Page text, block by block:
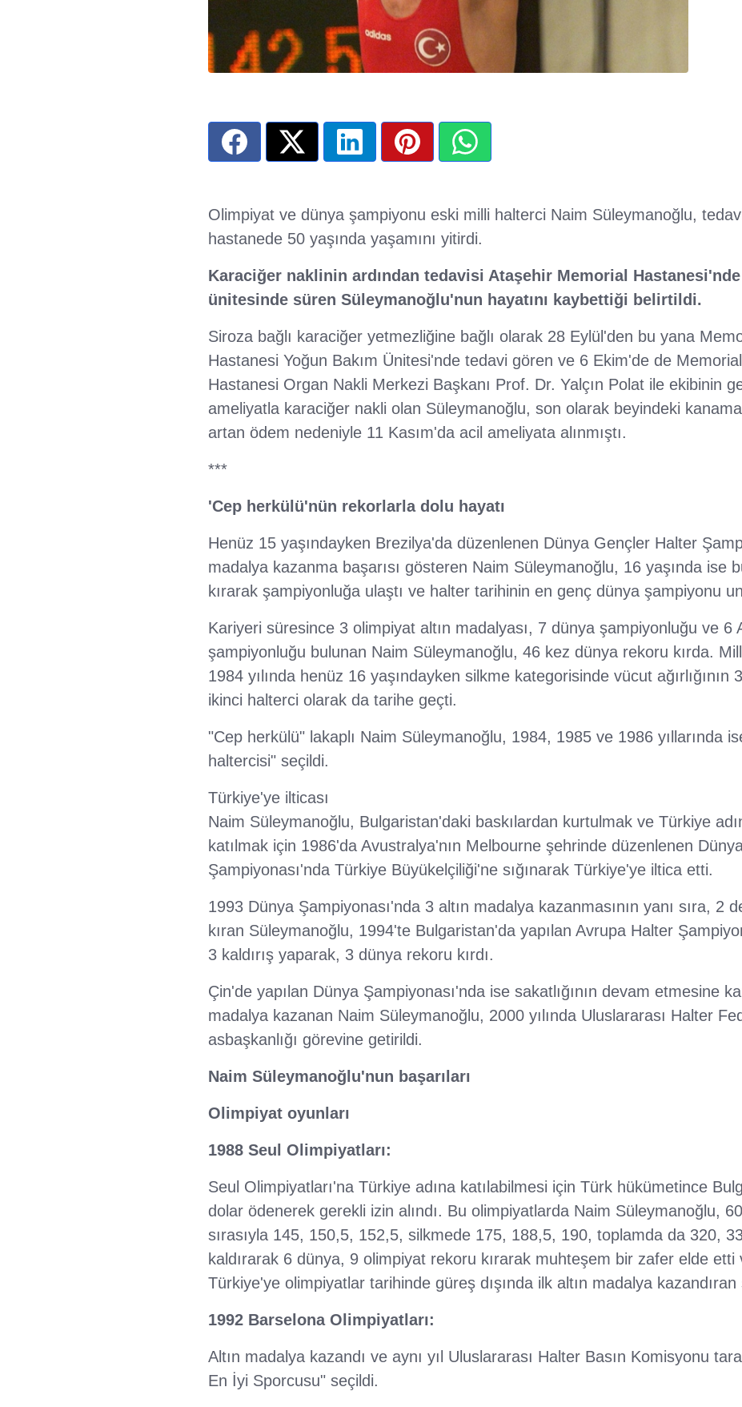
Olimpiyat ve dünya şampiyonu eski milli halterci Naim Süleymanoğlu,
hastanede 50 yaşında yaşamını yitirdi.
Karaciğer naklinin ardından tedavisi Ataşehir Memorial Hastanesi'nde
ünitesinde süren Süleymanoğlu'nun hayatını kaybettiği belirtildi.
Siroza bağlı karaciğer yetmezliğine bağlı olarak 28 Eylül'den bu yana
Hastanesi Yoğun Bakım Ünitesi'nde tedavi gören ve 6 Ekim'de de
Hastanesi Organ Nakli Merkezi Başkanı Prof. Dr. Yalçın Polat ile ekibinin
ameliyatla karaciğer nakli olan Süleymanoğlu, son olarak beyindeki
artan ödem nedeniyle 11 Kasım'da acil ameliyata alınmıştı.
***
'Cep herkülü'nün rekorlarla dolu hayatı
Henüz 15 yaşındayken Brezilya'da düzenlenen Dünya Gençler Halter
madalya kazanma başarısı gösteren Naim Süleymanoğlu, 16 yaşında ise
kırarak şampiyonluğa ulaştı ve halter tarihinin en genç dünya şampiyonu
Kariyeri süresince 3 olimpiyat altın madalyası, 7 dünya şampiyonluğu ve 6
şampiyonluğu bulunan Naim Süleymanoğlu, 46 kez dünya rekoru kırda.
1984 yılında henüz 16 yaşındayken silkme kategorisinde vücut ağırlığının
ikinci halterci olarak da tarihe geçti.
"Cep herkülü" lakaplı Naim Süleymanoğlu, 1984, 1985 ve 1986 yıllarında
haltercisi" seçildi.
Türkiye'ye ilticası
Naim Süleymanoğlu, Bulgaristan'daki baskılardan kurtulmak ve Türkiye
katılmak için 1986'da Avustralya'nın Melbourne şehrinde düzenlenen
Şampiyonası'nda Türkiye Büyükelçiliği'ne sığınarak Türkiye'ye iltica etti.
1993 Dünya Şampiyonası'nda 3 altın madalya kazanmasının yanı sıra, 2
kıran Süleymanoğlu, 1994'te Bulgaristan'da yapılan Avrupa Halter
3 kaldırış yaparak, 3 dünya rekoru kırdı.
Çin'de yapılan Dünya Şampiyonası'nda ise sakatlığının devam etmesine
madalya kazanan Naim Süleymanoğlu, 2000 yılında Uluslararası Halter
asbaşkanlığı görevine getirildi.
Naim Süleymanoğlu'nun başarıları
Olimpiyat oyunları
1988 Seul Olimpiyatları:
Seul Olimpiyatları'na Türkiye adına katılabilmesi için Türk hükümetince
dolar ödenerek gerekli izin alındı. Bu olimpiyatlarda Naim Süleymanoğlu,
sırasıyla 145, 150,5, 152,5, silkmede 175, 188,5, 190, toplamda da 320,
kaldırarak 6 dünya, 9 olimpiyat rekoru kırarak muhteşem bir zafer elde etti
Türkiye'ye olimpiyatlar tarihinde güreş dışında ilk altın madalya
1992 Barselona Olimpiyatları:
Altın madalya kazandı ve aynı yıl Uluslararası Halter Basın Komisyonu
En İyi Sporcusu" seçildi.